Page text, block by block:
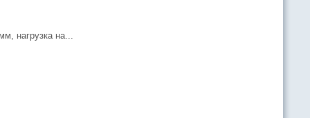
нагрузка на...